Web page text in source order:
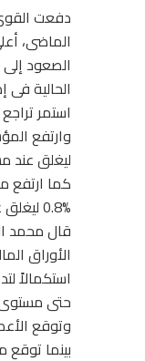
دفعت
الحالية فى
استمر
%0.8 ليغلق عند مستوى 754 نقطة.
قال محمد
الأوراق
استكمالاً
حتى مستوى 16250 نقطة، يتبعها جنى أرباح حتى مستوى